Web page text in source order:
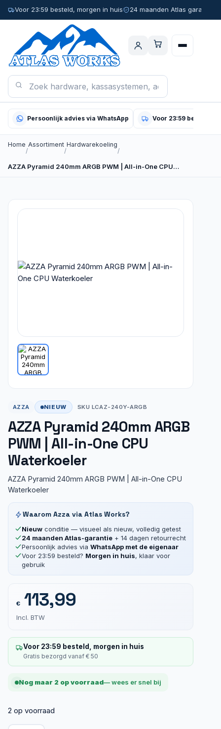
Voor 23:59 besteld, morgen in huis 24 maanden Atlas garantie
Persoonlijk advies via WhatsApp Voor 23:59 besteld,
Home
/
Assortiment
/
Hardwarekoeling
/
AZZA Pyramid 240mm ARGB PWM | All-in-One CPU…
AZZA NIEUW SKU LCAZ-240Y-ARGB
AZZA Pyramid 240mm ARGB
PWM | All-in-One CPU
Waterkoeler
AZZA Pyramid 240mm ARGB PWM | All-in-One CPU
Waterkoeler
Waarom Azza via Atlas Works?
Nieuw conditie — visueel als nieuw, volledig getest
24 maanden Atlas-garantie + 14 dagen retourrecht
Persoonlijk advies via WhatsApp met de eigenaar
Voor 23:59 besteld? Morgen in huis, klaar voor
gebruik
€113,99
Incl. BTW
Voor 23:59 besteld, morgen in huis
Gratis bezorgd vanaf € 50
Nog maar 2 op voorraad— wees er snel bij
2 op voorraad